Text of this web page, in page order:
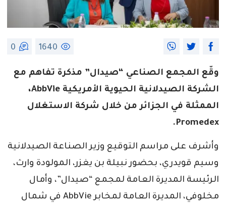
1640
0
وقّع المجمع الصناعي “صيدال” مذكرة تفاهم مع
الشركة الصيدلانية الحيوية الأمريكية AbbVie،
الممثلة في الجزائر من خلال شركة الاستغلال
Promedex.
وأشرف على مراسم التوقيع وزير الصناعة الصيدلانية
وسيم قويدري، بحضور نبيلة بن يغزر، المولودة وارث،
الرئيسة المديرة العامة لمجمع “صيدال”، وأمال
مخلوفي، المديرة العامة لمخابر AbbVie في شمال